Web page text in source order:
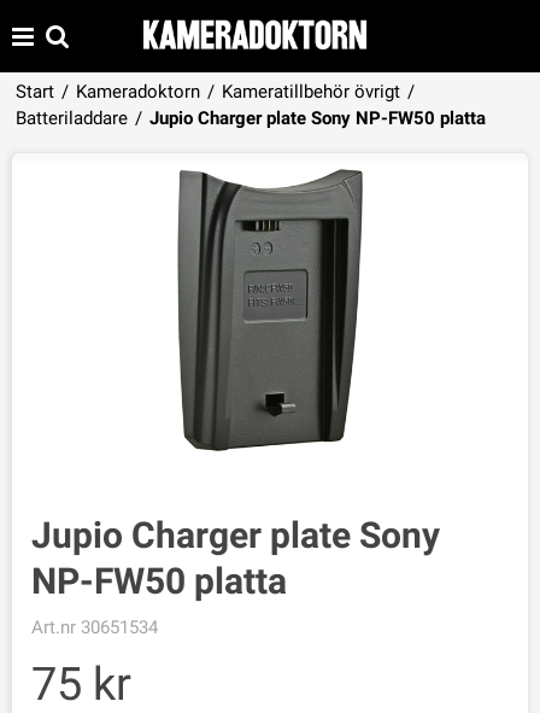
Start / Kameradoktorn / Kameratillbehör övrigt /
Batteriladdare / Jupio Charger plate Sony NP-FW50 platta
Produkten har lagts i din varukorg
VISA VARUKORGEN TILL KASSAN
Jupio Charger plate Sony
NP-FW50 platta
Art.nr 30651534
75